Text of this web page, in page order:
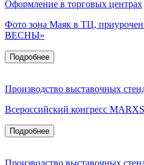
Оформление в торговых центрах
Фото зона Маяк в ТЦ,
ВЕСНЫ»
Подробнее
Производство выставочных
Всероссийский конгресс
Подробнее
Производство выставочных